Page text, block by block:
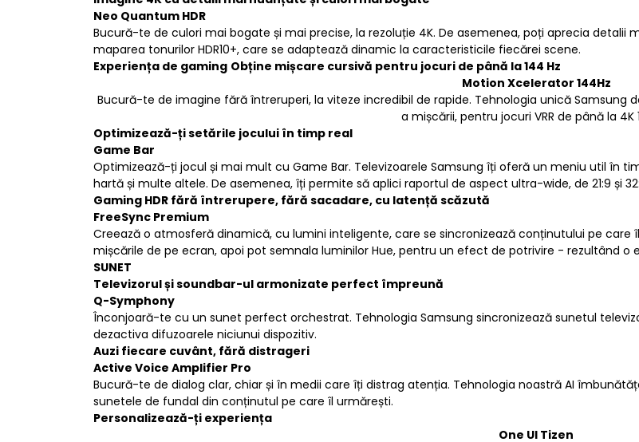
Neo Quantum HDR
Bucură-te de culori mai bogate și mai precise, la rezoluție 4K. De asemenea, poți aprecia
maparea tonurilor HDR10+, care se adaptează dinamic la caracteristicile fiecărei scene.
Experiența de gaming Obține mișcare cursivă pentru jocuri de până la 144 Hz
Motion Xcelerator 144Hz
Bucură-te de imagine fără întreruperi, la viteze incredibil de rapide. Tehnologia unică
a mișcării, pentru jocuri VRR de până la 4K
Optimizează-ți setările jocului în timp real
Game Bar
Optimizează-ți jocul și mai mult cu Game Bar. Televizoarele Samsung îți oferă un meniu util în
hartă și multe altele. De asemenea, îți permite să aplici raportul de aspect ultra-wide, de 21:9 și
Gaming HDR fără întrerupere, fără sacadare, cu latență scăzută
FreeSync Premium
Creează o atmosferă dinamică, cu lumini inteligente, care se sincronizează conținutului pe care
mișcările de pe ecran, apoi pot semnala luminilor Hue, pentru un efect de potrivire - rezultând o
SUNET
Televizorul și soundbar-ul armonizate perfect împreună
Q-Symphony
Înconjoară-te cu un sunet perfect orchestrat. Tehnologia Samsung sincronizează sunetul
dezactiva difuzoarele niciunui dispozitiv.
Auzi fiecare cuvânt, fără distrageri
Active Voice Amplifier Pro
Bucură-te de dialog clar, chiar și în medii care îți distrag atenția. Tehnologia noastră AI
sunetele de fundal din conținutul pe care îl urmărești.
Personalizează-ți experiența
One UI Tizen